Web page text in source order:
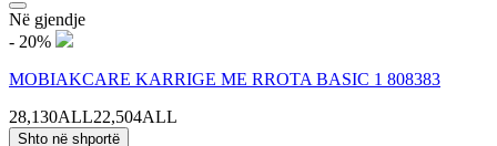
Në gjendje
- 20%
MOBIAKCARE KARRIGE ME RROTA BASIC 1 808383
28,130ALL22,504ALL
Shto në shportë